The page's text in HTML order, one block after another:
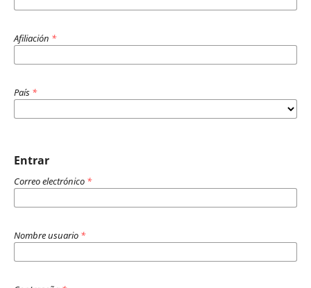
Afiliación *
País *
Entrar
Correo electrónico *
Nombre usuario *